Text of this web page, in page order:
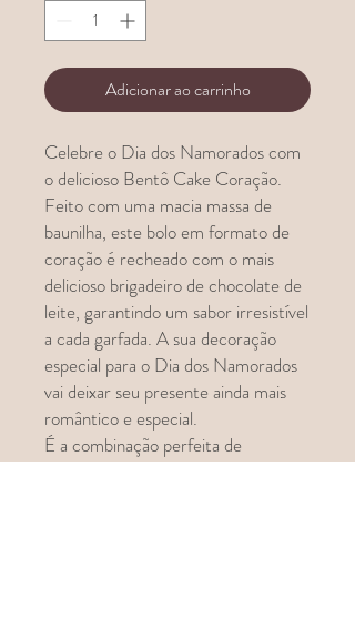
Adicionar ao carrinho
Celebre o Dia dos Namorados com
o delicioso Bentô Cake Coração.
Feito com uma macia massa de
baunilha, este bolo em formato de
coração é recheado com o mais
delicioso brigadeiro de chocolate de
leite, garantindo um sabor irresistível
a cada garfada. A sua decoração
especial para o Dia dos Namorados
vai deixar seu presente ainda mais
romântico e especial.
É a combinação perfeita de